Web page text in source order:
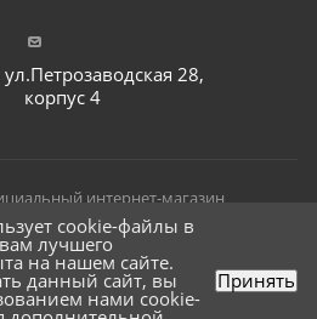
28,
корпус 4
интернет-магазин
cookie-файлы в
лучшего
на нашем сайте.
данный сайт, вы
нами cookie-
Принять